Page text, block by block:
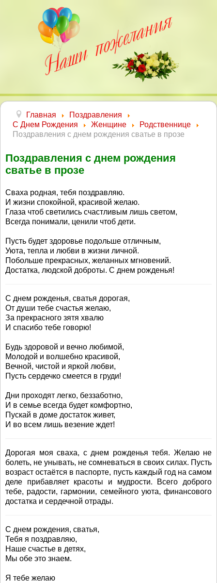
Главная
Поздравления
С Днем Рождения
Женщине
Родственнице
Поздравления с днем рождения сватье в прозе
Поздравления с днем рождения
сватье в прозе
Сваха родная, тебя поздравляю.
И жизни спокойной, красивой желаю.
Глаза чтоб светились счастливым лишь светом,
Всегда понимали, ценили чтоб дети.
Пусть будет здоровье подольше отличным,
Уюта, тепла и любви в жизни личной.
Побольше прекрасных, желанных мгновений.
Достатка, людской доброты. С днем рожденья!
С днем рожденья, сватья дорогая,
От души тебе счастья желаю,
За прекрасного зятя хвалю
И спасибо тебе говорю!
Будь здоровой и вечно любимой,
Молодой и волшебно красивой,
Вечной, чистой и яркой любви,
Пусть сердечко смеется в груди!
Дни проходят легко, беззаботно,
И в семье всегда будет комфортно,
Пускай в доме достаток живет,
И во всем лишь везение ждет!
Дорогая моя сваха, с днем рожденья тебя. Желаю не
болеть, не унывать, не сомневаться в своих силах. Пусть
возраст остаётся в паспорте, пусть каждый год на самом
деле прибавляет красоты и мудрости. Всего доброго
тебе, радости, гармонии, семейного уюта, финансового
достатка и сердечной отрады.
С днем рождения, сватья,
Тебя я поздравляю,
Наше счастье в детях,
Мы обе это знаем.
Я тебе желаю